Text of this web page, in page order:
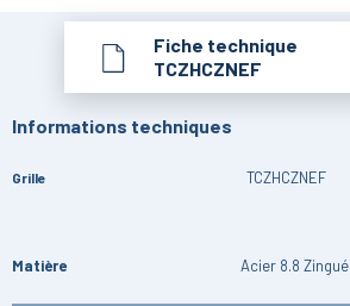
Fiche technique
TCZHCZNEF
Informations techniques
Grille TCZHCZNEF
Matière Acier 8.8 Zingué